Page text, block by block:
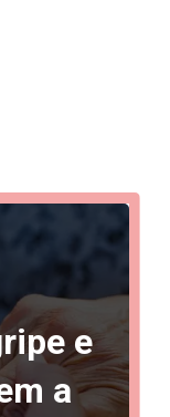
e
a